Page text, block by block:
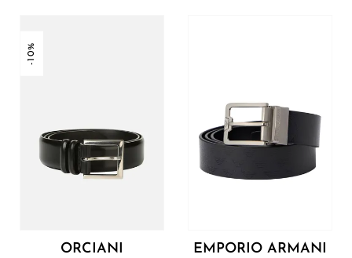
-10%
ORCIANI EMPORIO ARMANI